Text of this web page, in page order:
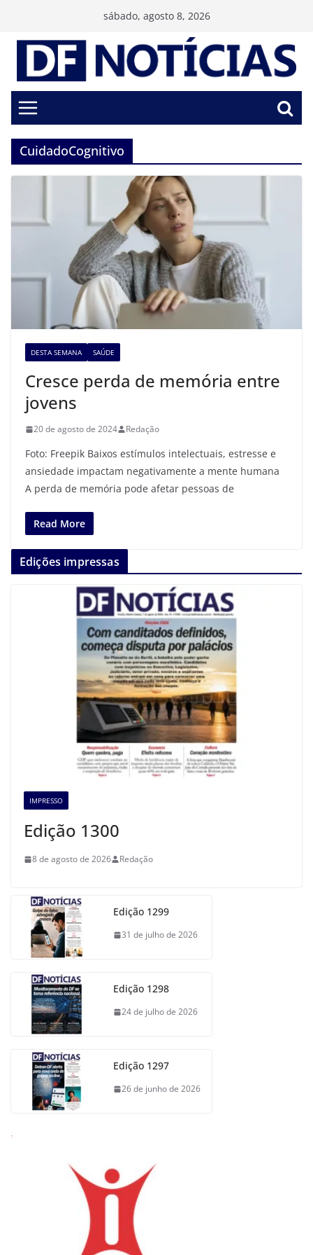
conteúdo
sábado, agosto 8, 2026
CuidadoCognitivo
DESTA SEMANA SAÚDE
Cresce perda de memória entre
jovens
20 de agosto de 2024 Redação
Foto: Freepik Baixos estímulos intelectuais, estresse e
ansiedade impactam negativamente a mente humana
A perda de memória pode afetar pessoas de
Read More
Edições impressas
IMPRESSO
Edição 1300
8 de agosto de 2026 Redação
Edição 1299
31 de julho de 2026
Edição 1298
24 de julho de 2026
Edição 1297
26 de junho de 2026